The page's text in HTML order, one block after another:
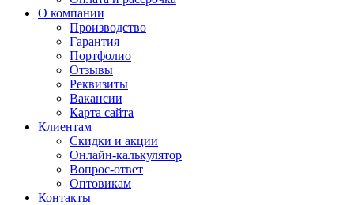
О компании
Производство
Гарантия
Портфолио
Отзывы
Реквизиты
Вакансии
Карта сайта
Клиентам
Скидки и акции
Онлайн-калькулятор
Вопрос-ответ
Оптовикам
Контакты